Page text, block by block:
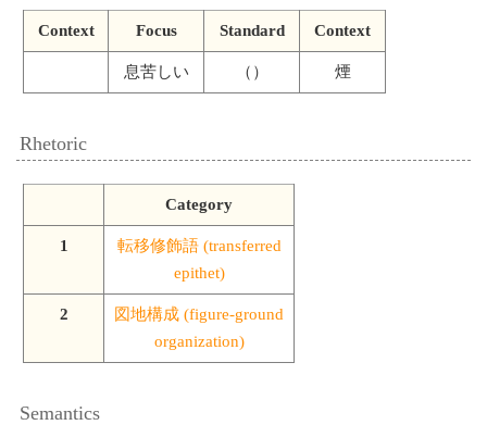
Context Focus Standard Context
息苦しい （） 煙
Rhetoric
Category
1
転移修飾語 (transferred
epithet)
2
図地構成 (figure-ground
organization)
Semantics